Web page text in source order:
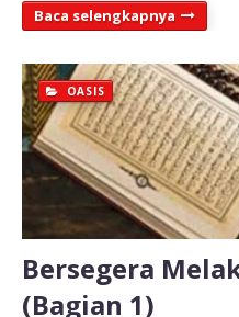
Baca selengkapnya
OASIS
Bersegera
(Bagian 1)